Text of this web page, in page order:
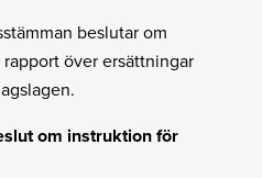
beslutar om
över ersättningar
om instruktion för